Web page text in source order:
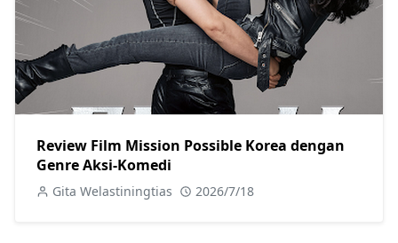
Review Film Mission Possible Korea dengan
Genre Aksi-Komedi
Gita Welastiningtias 2026/7/18